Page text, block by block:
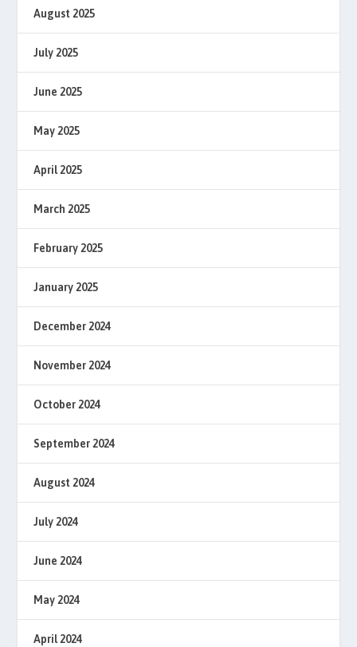
August 2025
July 2025
June 2025
May 2025
April 2025
March 2025
February 2025
January 2025
December 2024
November 2024
October 2024
September 2024
August 2024
July 2024
June 2024
May 2024
April 2024